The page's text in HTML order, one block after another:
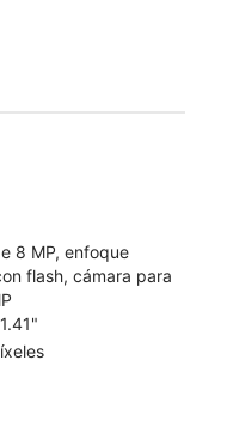
8 MP, enfoque
flash, cámara para